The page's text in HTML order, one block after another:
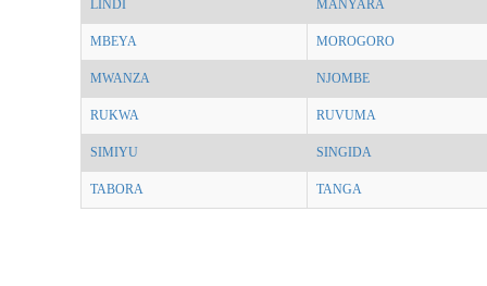
LINDI MANYARA
MBEYA MOROGORO
MWANZA NJOMBE
RUKWA RUVUMA
SIMIYU SINGIDA
TABORA TANGA